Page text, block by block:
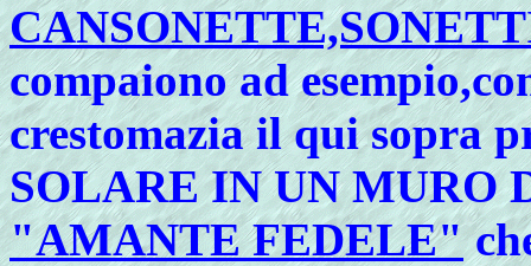
compaiono ad
crestomazia il qui sopra
SOLARE IN UN MURO
"AMANTE FEDELE"